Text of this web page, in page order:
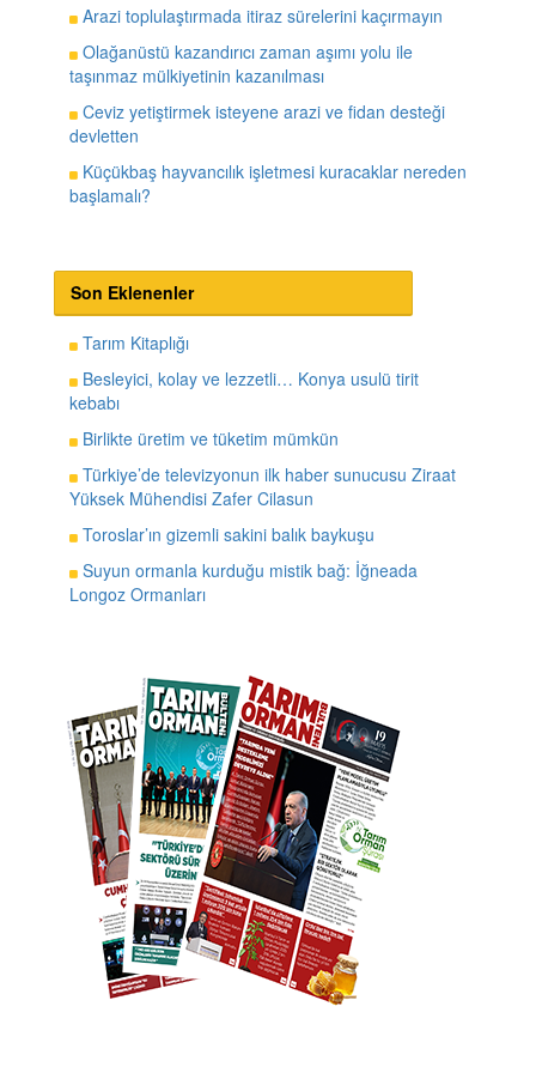
Arazi toplulaştırmada itiraz sürelerini kaçırmayın
Olağanüstü kazandırıcı zaman aşımı yolu ile
taşınmaz mülkiyetinin kazanılması
Ceviz yetiştirmek isteyene arazi ve fidan desteği
devletten
Küçükbaş hayvancılık işletmesi kuracaklar nereden
başlamalı?
Son Eklenenler
Tarım Kitaplığı
Besleyici, kolay ve lezzetli… Konya usulü tirit
kebabı
Birlikte üretim ve tüketim mümkün
Türkiye’de televizyonun ilk haber sunucusu Ziraat
Yüksek Mühendisi Zafer Cilasun
Toroslar’ın gizemli sakini balık baykuşu
Suyun ormanla kurduğu mistik bağ: İğneada
Longoz Ormanları